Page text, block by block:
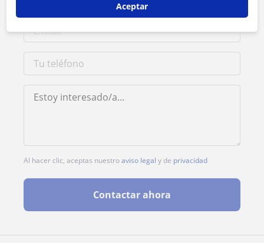
Al hacer clic, aceptas nuestroaviso legal y de privacidad
Contactar ahora
Aceptar